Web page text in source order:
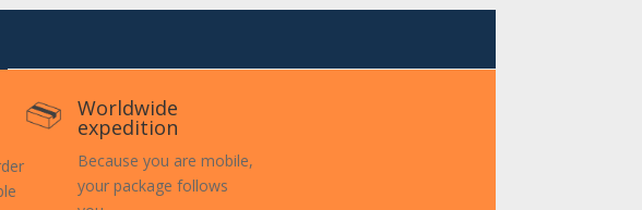
Worldwide
expedition
Because you are mobile,
your package follows